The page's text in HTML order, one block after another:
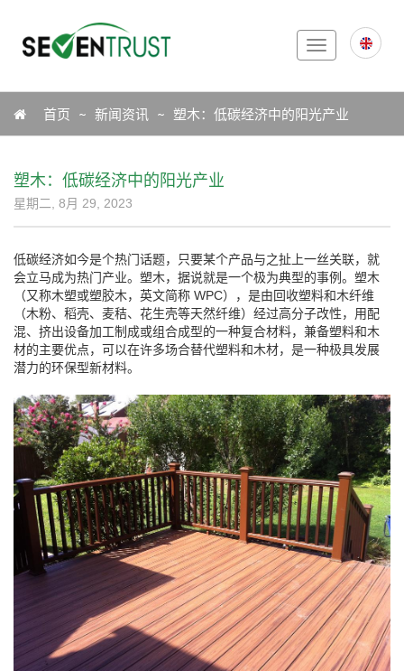
Toggle
navigation
Icon首页 新闻资讯 塑木：低碳经济中的阳光产业
塑木：低碳经济中的阳光产业
星期二, 8月 29, 2023
低碳经济如今是个热门话题，只要某个产品与之扯上一丝关联，就
会立马成为热门产业。塑木，据说就是一个极为典型的事例。塑木
（又称木塑或塑胶木，英文简称 WPC），是由回收塑料和木纤维
（木粉、稻壳、麦秸、花生壳等天然纤维）经过高分子改性，用配
混、挤出设备加工制成或组合成型的一种复合材料，兼备塑料和木
材的主要优点，可以在许多场合替代塑料和木材，是一种极具发展
潜力的环保型新材料。